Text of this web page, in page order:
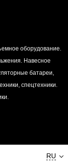
оборудование.
Навесное
батареи,
спецтехники.
RU